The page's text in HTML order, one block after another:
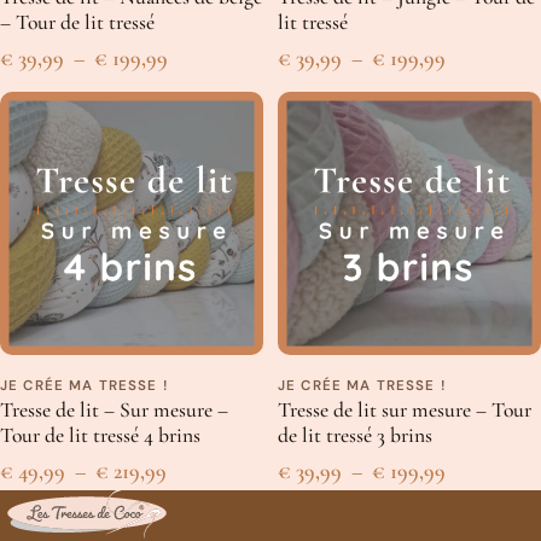
Tissu de coton respirant certifié Oeko-Tex
Rembourrage coton PP respirant certifié Oeko-Tex
20 cm de hauteur
Disponible en plusieurs tailles
Fabriqué en Belgique
Comme nos créations sont faites à la main, les dimensions
peuvent varier légèrement.
Nos tresses sont lavables en machine àbasse température
tours/minute maximum
qu’elles ne s’abîment en machine.
Ne pas les mettre au sèche-linge.
– Tour de lit tressé
€ 39,99 – € 199,99
de
€ 39,99
à
€ 199,99
lit tressé
€ 39,99 – € 199,99
de
prix :
€ 39,99
à
€ 199,99
JE CRÉE MA TRESSE !
Tresse de lit – Sur mesure –
Tour de lit tressé 4 brins
€ 49,99 – € 219,99
de
JE CRÉE MA TRESSE !
Tresse de lit sur mesure – Tour
de lit tressé 3 brins
€ 39,99 – € 199,99